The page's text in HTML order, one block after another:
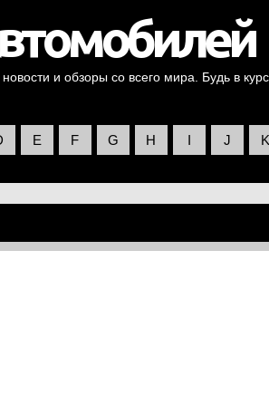
и обзоры со всего мира. Будь в
E F G H I J K